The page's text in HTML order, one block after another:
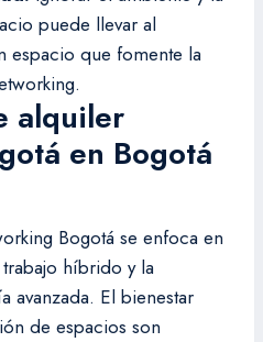
puede llevar al
espacio que fomente la
alquiler
en Bogotá
Bogotá se enfoca en
híbrido y la
avanzada. El bienestar
de espacios son